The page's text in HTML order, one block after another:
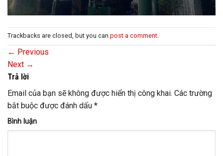
Trackbacks are closed, but you can post a comment.
← Previous
Next →
Trả lời
Email của bạn sẽ không được hiển thị công khai. Các trường
bắt buộc được đánh dấu *
Bình luận